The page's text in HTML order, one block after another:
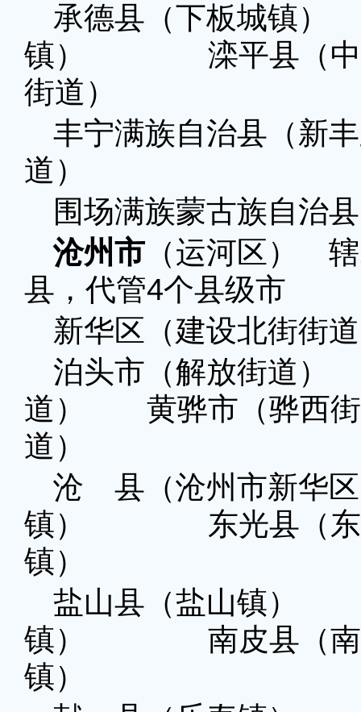
承德县（下板城镇
镇） 滦平县（中
街道）
丰宁满族自治县（新
道） 宽城满
围场满族蒙古族自治
沧州市 （运河区）
县，代管4个县级市
新华区（建设北街街
泊头市（解放街道
道） 黄骅市（骅西
道）
沧 县（沧州市新华
镇） 东光县（
镇）
盐山县（盐山镇
镇） 南皮县（
镇）